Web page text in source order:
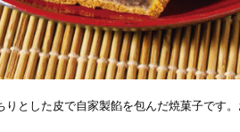
とした皮で自家製餡を包んだ焼菓子です